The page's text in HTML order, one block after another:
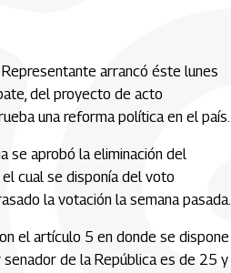
arrancó éste lunes
del proyecto de acto
una reforma política en el país.
se aprobó la eliminación del
cual se disponía del voto
la votación la semana pasada.
el artículo 5 en donde se dispone
de la República es de 25 y